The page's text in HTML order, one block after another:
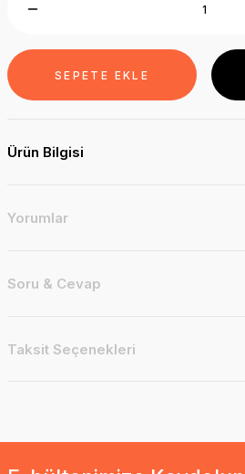
SEPETE EKLE
Ürün Bilgisi
Yorumlar
Soru & Cevap
Taksit Seçenekleri